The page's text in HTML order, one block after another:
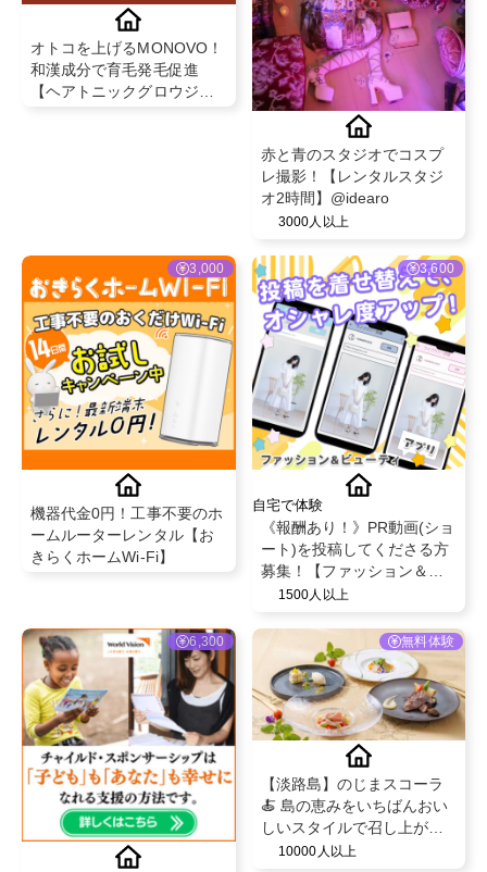
オトコを上げるMONOVO！
和漢成分で育毛発毛促進
【ヘアトニックグロウジェ
赤と青のスタジオでコスプ
レ撮影！【レンタルスタジ
オ2時間】@idearo
3000人以上
3,000
機器代金0円！工事不要のホ
ームルーターレンタル【お
きらくホームWi-Fi】
3,600
自宅で体験
《報酬あり！》PR動画(ショ
ート)を投稿してくださる方
募集！【ファッション＆ビ
ューティアプリ】
1500人以上
6,300 無料体験
【淡路島】のじまスコーラ
🍝 島の恵みをいちばんおい
しいスタイルで召し上がっ
て いただく創作イタリアン
10000人以上